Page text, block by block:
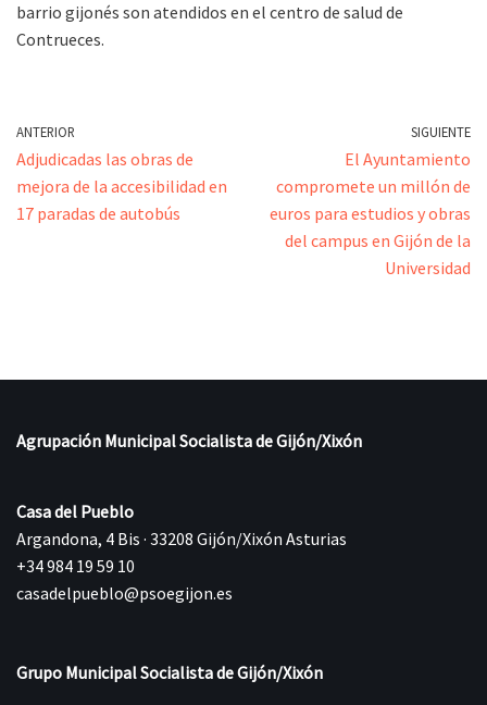
barrio gijonés son atendidos en el centro de salud de
Contrueces.
ANTERIOR
Adjudicadas las obras de
mejora de la accesibilidad en
17 paradas de autobús
SIGUIENTE
El Ayuntamiento
compromete un millón de
euros para estudios y obras
del campus en Gijón de la
Universidad
Agrupación Municipal Socialista de Gijón/Xixón
Casa del Pueblo
Argandona, 4 Bis · 33208 Gijón/Xixón Asturias
+34 984 19 59 10
casadelpueblo@psoegijon.es
Grupo Municipal Socialista de Gijón/Xixón